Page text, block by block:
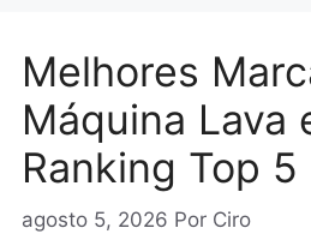
Melhores
Máquina Lava
Ranking Top 5
agosto 5, 2026 Por Ciro